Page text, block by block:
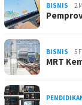
BISNIS 2
BISNIS 5
MRT